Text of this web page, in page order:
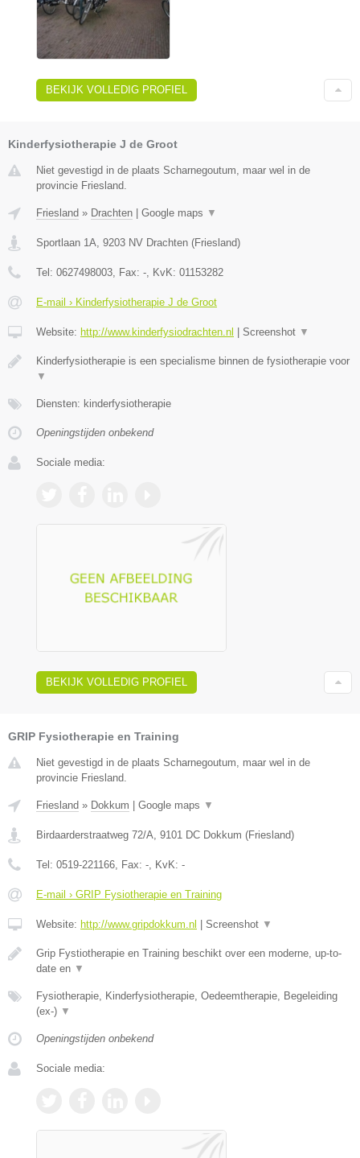
BEKIJK VOLLEDIG PROFIEL
Kinderfysiotherapie J de Groot
Niet gevestigd in de plaats Scharnegoutum, maar wel in de
provincie Friesland.
Friesland » Drachten Google maps ▼
Sportlaan 1A, 9203 NV Drachten (Friesland)
Tel: 0627498003, Fax: -, KvK: 01153282
E-mail › Kinderfysiotherapie J de Groot
Website: http://www.kinderfysiodrachten.nl Screenshot ▼
Kinderfysiotherapie is een specialisme binnen de fysiotherapie voor
▼
Diensten: kinderfysiotherapie
Openingstijden onbekend
Sociale media:
BEKIJK VOLLEDIG PROFIEL
GRIP Fysiotherapie en Training
Niet gevestigd in de plaats Scharnegoutum, maar wel in de
provincie Friesland.
Friesland » Dokkum | Google maps ▼
Birdaarderstraatweg 72/A 9101 DC Dokkum (Friesland)
Tel: 0519-221166 , Fax: - , KvK: -
E-mail › GRIP Fysiotherapie en Training
Website: http://www.gripdokkum.nl | Screenshot ▼
Grip Fystiotherapie en Training beschikt over een moderne, up-to-
date en ▼
Fysiotherapie, Kinderfysiotherapie, Oedeemtherapie, Begeleiding
(ex-) ▼
Openingstijden onbekend
Sociale media: